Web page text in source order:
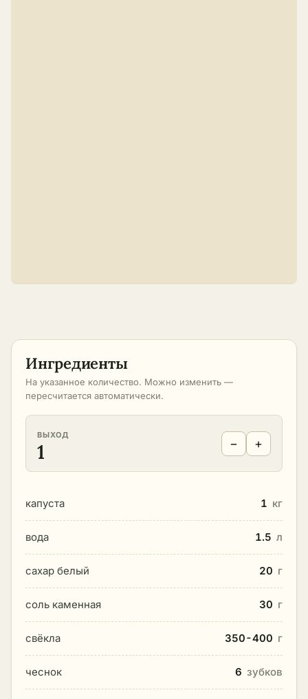
Ингредиенты
На указанное количество. Можно изменить —
пересчитается автоматически.
ВЫХОД
1 − +
капуста 1 кг
вода 1.5 л
сахар белый 20 г
соль каменная 30 г
свёкла 350-400 г
чеснок 6 зубков